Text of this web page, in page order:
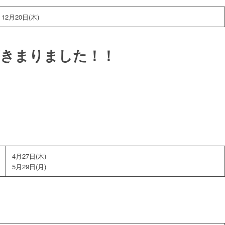
12月20日(木)
まりました！！
4月27日(木)
5月29日(月)